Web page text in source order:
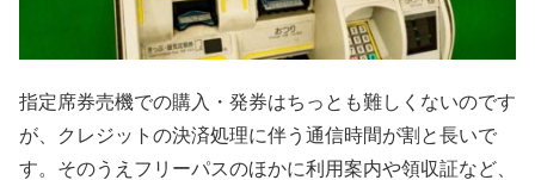
指定席券売機での購入・発券はちっとも難しくないのです
が、クレジットの決済処理に伴う通信時間が割と長いで
す。そのうえフリーパスのほかに利用案内や領収証など、